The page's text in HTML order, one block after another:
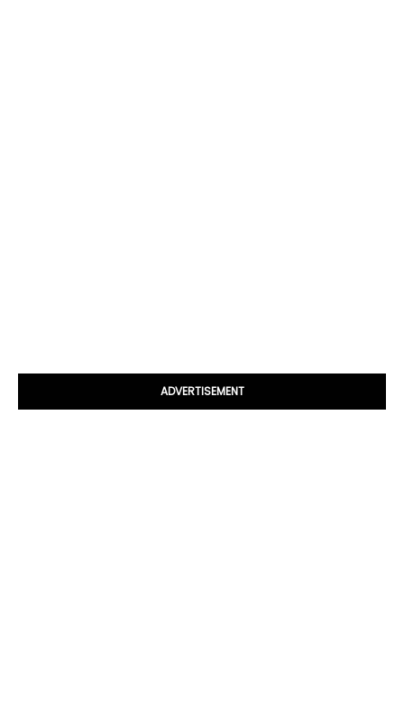
ADVERTISEMENT